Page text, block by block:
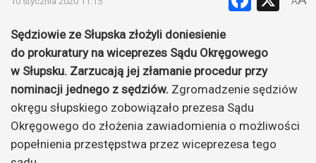
Sędziowie ze Słupska złożyli doniesienie
do prokuratury na wiceprezes Sądu Okręgowego
w Słupsku. Zarzucają jej złamanie procedur przy
nominacji jednego z sędziów. Zgromadzenie sędziów
okręgu słupskiego zobowiązało prezesa Sądu
Okręgowego do złożenia zawiadomienia o możliwości
popełnienia przestępstwa przez wiceprezesa tego